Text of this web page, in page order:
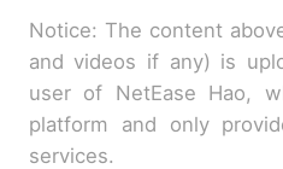
Notice: The content
and videos if any) is
user of NetEase Hao,
platform and only
services.